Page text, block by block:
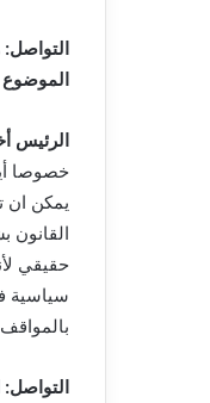
الموضوع
الرئيس
خصوصا
يمكن ان
القانون
حقيقي
سياسية